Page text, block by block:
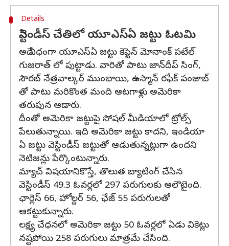
Details
వెస్టిండీస్ చేతిలో యూఎస్ఏ జట్టు ఓటమి
అదే విధంగా యూఎస్ఏ జట్టు కెప్టెన్ మోనాంక్ పటేల్
గుజరాత్ లో పుట్టాడు. వారితో పాటు జాన్‌దీప్ సింగ్,
సౌరబ్ నేత్రవాల్కర్ ముంబాయి, ఉస్మాన్ రఫీక్ పంజాబ్
తో పాటు మరికొంత మంది ఆటగాళ్లు అమెరికా
తరుపున ఆడారు.
దీంతో అమెరికా జట్టుపై సోషల్ మీడియాలో ట్రోల్స్
పేలుతున్నాయి. ఇది అమెరికా జట్టు కాదని, ఇండియా
ఏ జట్టు వెస్టిండీస్ జట్టుతో ఆడుతున్నట్లుగా ఉందని
నెటిజన్లు పేర్కొంటున్నారు.
మ్యాచ్ విషయానికొస్తే, తొలుత బ్యాటింగ్ చేసిన
వెస్టిండీస్ 49.3 ఓవర్లలో 297 పరుగులకు ఆలౌటైంది.
ఛార్లెస్ 66, హోల్డర్ 56, ఛేజ్ 55 పరుగులతో
ఆకట్టుకున్నారు.
లక్ష్య చేధనలో అమెరికా జట్టు 50 ఓవర్లలో ఏడు వికెట్లు
నష్టపోయి 258 పరుగులు మాత్రమే చేసింది.